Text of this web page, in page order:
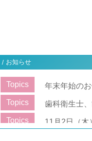
/ お知らせ
Topics 年末年始の
Topics 歯科衛生士
Topics 11月2日（木